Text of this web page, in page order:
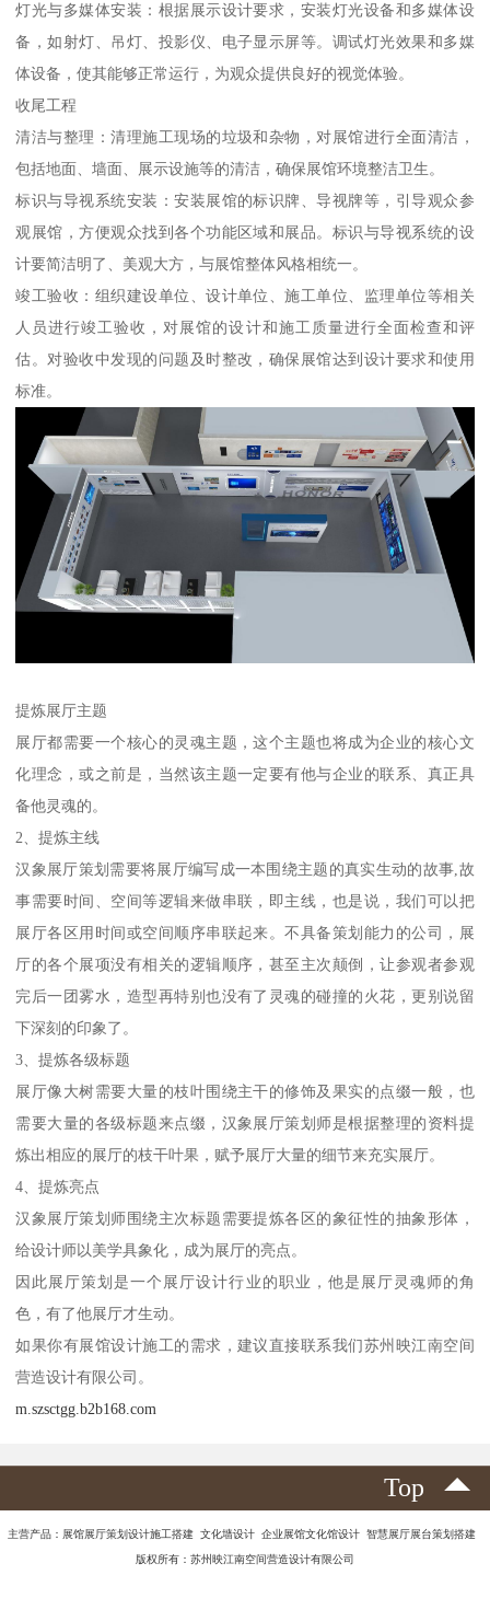
灯光与多媒体安装：根据展示设计要求，安装灯光设备和多媒体设
备，如射灯、吊灯、投影仪、电子显示屏等。调试灯光效果和多媒
体设备，使其能够正常运行，为观众提供良好的视觉体验。
收尾工程
清洁与整理：清理施工现场的垃圾和杂物，对展馆进行全面清洁，
包括地面、墙面、展示设施等的清洁，确保展馆环境整洁卫生。
标识与导视系统安装：安装展馆的标识牌、导视牌等，引导观众参
观展馆，方便观众找到各个功能区域和展品。标识与导视系统的设
计要简洁明了、美观大方，与展馆整体风格相统一。
竣工验收：组织建设单位、设计单位、施工单位、监理单位等相关
人员进行竣工验收，对展馆的设计和施工质量进行全面检查和评
估。对验收中发现的问题及时整改，确保展馆达到设计要求和使用
标准。
提炼展厅主题
展厅都需要一个核心的灵魂主题，这个主题也将成为企业的核心文
化理念，或之前是，当然该主题一定要有他与企业的联系、真正具
备他灵魂的。
2、提炼主线
汉象展厅策划需要将展厅编写成一本围绕主题的真实生动的故事,故
事需要时间、空间等逻辑来做串联，即主线，也是说，我们可以把
展厅各区用时间或空间顺序串联起来。不具备策划能力的公司，展
厅的各个展项没有相关的逻辑顺序，甚至主次颠倒，让参观者参观
完后一团雾水，造型再特别也没有了灵魂的碰撞的火花，更别说留
下深刻的印象了。
3、提炼各级标题
展厅像大树需要大量的枝叶围绕主干的修饰及果实的点缀一般，也
需要大量的各级标题来点缀，汉象展厅策划师是根据整理的资料提
炼出相应的展厅的枝干叶果，赋予展厅大量的细节来充实展厅。
4、提炼亮点
汉象展厅策划师围绕主次标题需要提炼各区的象征性的抽象形体，
给设计师以美学具象化，成为展厅的亮点。
因此展厅策划是一个展厅设计行业的职业，他是展厅灵魂师的角
色，有了他展厅才生动。
如果你有展馆设计施工的需求，建议直接联系我们苏州映江南空间
营造设计有限公司。
m.szsctgg.b2b168.com
Top
主营产品：展馆展厅策划设计施工搭建 文化墙设计 企业展馆文化馆设计 智慧展厅展台策划搭建
版权所有：苏州映江南空间营造设计有限公司